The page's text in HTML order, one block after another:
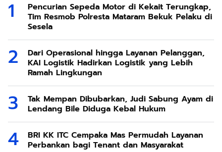
Pencurian Sepeda Motor di Kekait Terungkap,
Tim Resmob Polresta Mataram Bekuk Pelaku di
Sesela
Dari Operasional hingga Layanan Pelanggan,
KAI Logistik Hadirkan Logistik yang Lebih
Ramah Lingkungan
Tak Mempan Dibubarkan, Judi Sabung Ayam di
Lendang Bile Diduga Kebal Hukum
BRI KK ITC Cempaka Mas Permudah Layanan
Perbankan bagi Tenant dan Masyarakat